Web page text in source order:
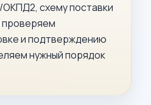
схему поставки
проверяем
и подтверждению
нужный порядок